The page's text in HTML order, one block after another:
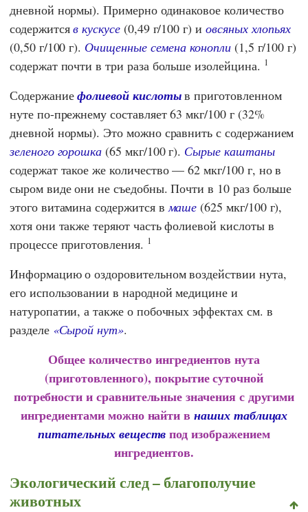
дневной нормы). Примерно одинаковое количество
содержитсяв кускусе(0,49 г/100 г) и овсяных хлопьях
(0,50 г/100 г). Очищенные семена конопли(1,5 г/100 г)
содержат почти в три раза больше изолейцина. 1
Содержаниефолиевой кислотыв приготовленном
нуте по-прежнему составляет 63 мкг/100 г (32%
дневной нормы). Это можно сравнить с содержанием
зеленого горошка (65 мкг/100 г). Сырые каштаны
содержат такое же количество — 62 мкг/100 г, но в
сыром виде они не съедобны. Почти в 10 раз больше
этого витамина содержится в маше (625 мкг/100 г),
хотя они также теряют часть фолиевой кислоты в
процессе приготовления. 1
Информацию о оздоровительном воздействии нута,
его использовании в народной медицине и
натуропатии, а также о побочных эффектах см. в
разделе «Сырой нут».
Общее количество ингредиентов нута
(приготовленного), покрытие суточной
потребности и сравнительные значения с другими
ингредиентами можно найти внаших таблицах
питательных веществ под изображением
ингредиентов.
Экологический след – благополучие
животных